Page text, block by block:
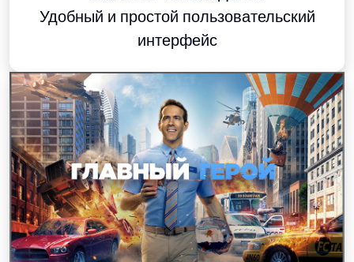
Удобный и простой пользовательский
интерфейс